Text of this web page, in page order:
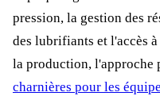
pression, la gestion des
des lubrifiants et l'accès
la production, l'approche
charnières pour les